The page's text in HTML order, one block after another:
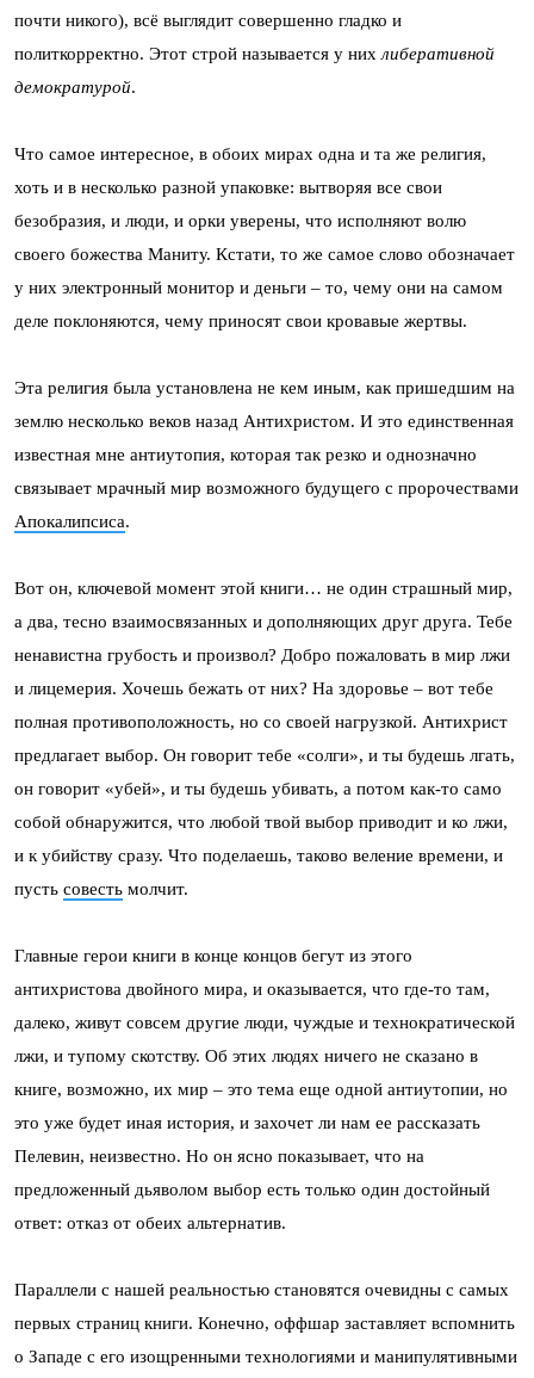
почти никого), всё выглядит совершенно гладко и
политкорректно. Этот строй называется у них либеративной
демократурой.
Что самое интересное, в обоих мирах одна и та же религия,
хоть и в несколько разной упаковке: вытворяя все свои
безобразия, и люди, и орки уверены, что исполняют волю
своего божества Маниту. Кстати, то же самое слово обозначает
у них электронный монитор и деньги – то, чему они на самом
деле поклоняются, чему приносят свои кровавые жертвы.
Эта религия была установлена не кем иным, как пришедшим на
землю несколько веков назад Антихристом. И это единственная
известная мне антиутопия, которая так резко и однозначно
связывает мрачный мир возможного будущего с пророчествами
Апокалипсиса.
Вот он, ключевой момент этой книги… не один страшный мир,
а два, тесно взаимосвязанных и дополняющих друг друга. Тебе
ненавистна грубость и произвол? Добро пожаловать в мир лжи
и лицемерия. Хочешь бежать от них? На здоровье – вот тебе
полная противоположность, но со своей нагрузкой. Антихрист
предлагает выбор. Он говорит тебе «солги», и ты будешь лгать,
он говорит «убей», и ты будешь убивать, а потом как-то само
собой обнаружится, что любой твой выбор приводит и ко лжи,
и к убийству сразу. Что поделаешь, таково веление времени, и
пусть совесть молчит.
Главные герои книги в конце концов бегут из этого
антихристова двойного мира, и оказывается, что где-то там,
далеко, живут совсем другие люди, чуждые и технократической
лжи, и тупому скотству. Об этих людях ничего не сказано в
книге, возможно, их мир – это тема еще одной антиутопии, но
это уже будет иная история, и захочет ли нам ее рассказать
Пелевин, неизвестно. Но он ясно показывает, что на
предложенный дьяволом выбор есть только один достойный
ответ: отказ от обеих альтернатив.
Параллели с нашей реальностью становятся очевидны с самых
первых страниц книги. Конечно, оффшар заставляет вспомнить
о Западе с его изощренными технологиями и манипулятивными